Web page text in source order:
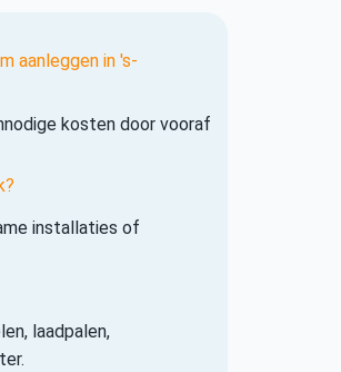
aanleggen in 's-
kosten door vooraf
installaties of
laadpalen,